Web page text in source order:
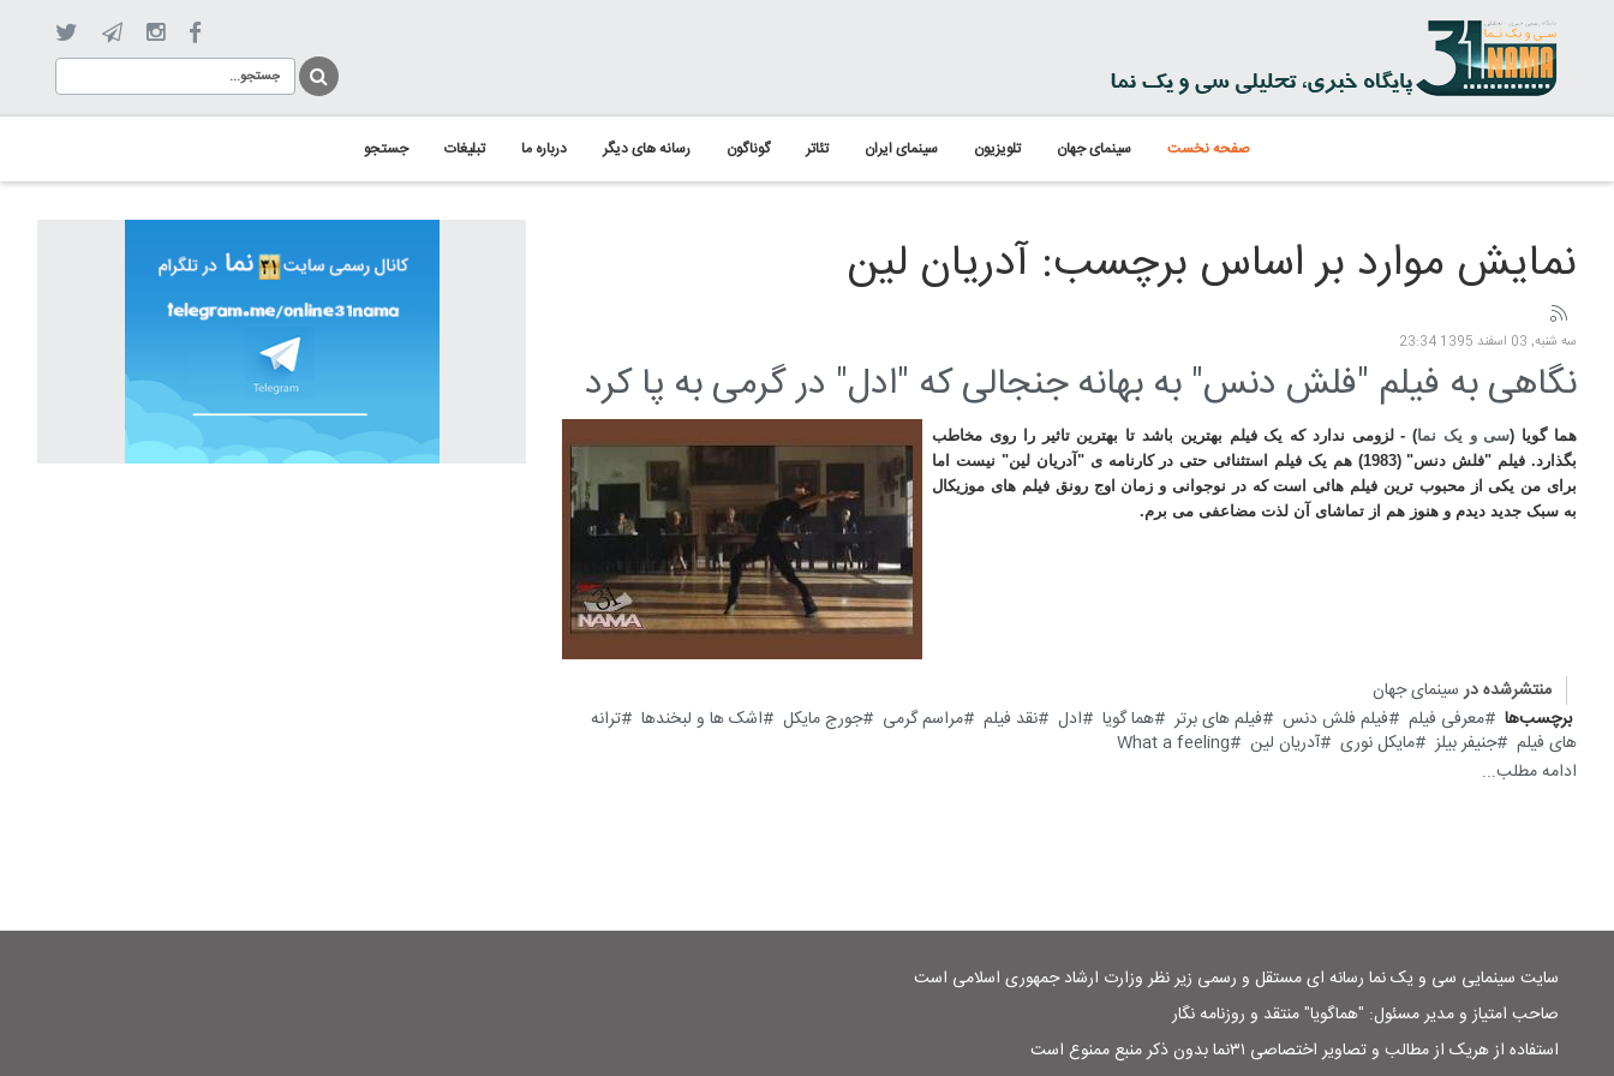
صفحه نخست سینمای جهان تلویزیون سینمای ایران تئاتر گوناگون رسانه های دیگر درباره ما تبلیغات جستجو
نمایش موارد بر اساس برچسب: آدریان لین
سه شنبه, 03 اسفند 1395 23:34
نگاهی به فیلم "فلش دنس" به بهانه جنجالی که "ادل" در گرمی به پا کرد
هما گویا (سی و یک نما) - لزومی ندارد که یک فیلم بهترین باشد تا بهترین تاثیر را روی مخاطب
بگذارد. فیلم "فلش دنس" (1983) هم یک فیلم استثنائی حتی در کارنامه ی "آدریان لین" نیست اما
برای من یکی از محبوب ترین فیلم هائی است که در نوجوانی و زمان اوج رونق فیلم های موزیکال
به سبک جدید دیدم و هنوز هم از تماشای آن لذت مضاعفی می برم.
منتشرشده در سینمای جهان
برچسب‌ها
معرفی فیلم فیلم فلش دنس فیلم های برتر هما گویا ادل نقد فیلم مراسم گرمی جورج مایکل اشک ها و لبخندها
ترانه
های فیلم
جنیفر بیلز مایکل نوری آدریان لین
What a feeling
ادامه مطلب...
سایت سینمایی سی و یک نما رسانه ای مستقل و رسمی زیر نظر وزارت ارشاد جمهوری اسلامی است
صاحب امتیاز و مدیر مسئول: "هماگویا" منتقد و روزنامه نگار
استفاده از هریک از مطالب و تصاویر اختصاصی ۳۱نما بدون ذکر منبع ممنوع است